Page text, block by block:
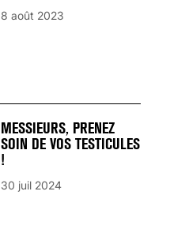
8 août 2023
MESSIEURS, PRENEZ
SOIN DE VOS TESTICULES
!
30 juil 2024